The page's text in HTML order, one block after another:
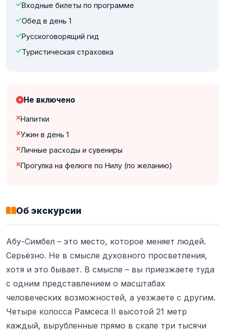
Входные билеты по программе
Обед в день 1
Русскоговорящий гид
Туристическая страховка
Не включено
Напитки
Ужин в день 1
Личные расходы и сувениры
Прогулка на фелюге по Нилу (по желанию)
Об экскурсии
Абу-Симбел – это место, которое меняет людей.
Серьёзно. Не в смысле духовного просветления,
хотя и это бывает. В смысле – вы приезжаете туда
с одним представлением о масштабах
человеческих возможностей, а уезжаете с другим.
Четыре колосса Рамсеса II высотой 21 метр
каждый, вырубленные прямо в скале три тысячи